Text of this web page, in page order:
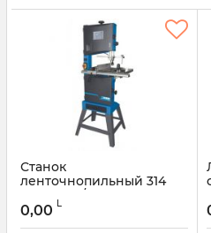
Станок
ленточнопильный 314
mm 0509/305
0,00 L